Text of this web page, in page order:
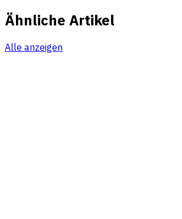
Ähnliche Artikel
Alle anzeigen